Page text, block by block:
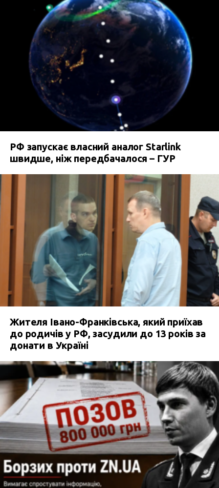
РФ запускає власний аналог Starlink
швидше, ніж передбачалося – ГУР
Жителя Івано-Франківська, який приїхав
до родичів у РФ, засудили до 13 років за
донати в Україні